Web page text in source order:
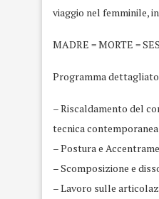
viaggio nel femminile,
MADRE = MORTE =
Programma
– Riscaldamento del
tecnica contemporanea
– Postura e
– Scomposizione e
– Lavoro sulle